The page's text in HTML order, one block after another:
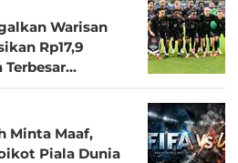
Warisan
Rp17,9
Minta Maaf,
Piala Dunia